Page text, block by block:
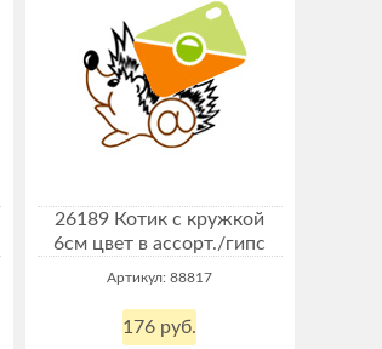
26189 Котик с кружкой
6см цвет в ассорт./гипс
Артикул: 88817
176 руб.